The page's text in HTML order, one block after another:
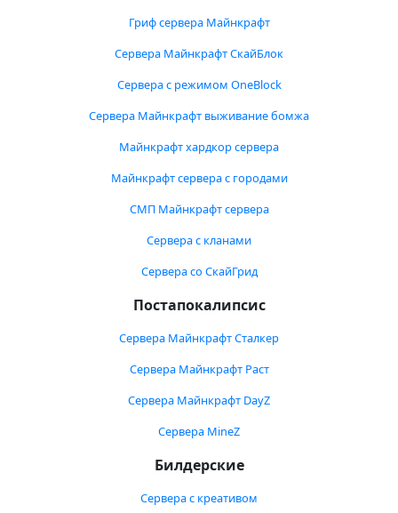
Гриф сервера Майнкрафт
Сервера Майнкрафт СкайБлок
Сервера с режимом OneBlock
Сервера Майнкрафт выживание бомжа
Майнкрафт хардкор сервера
Майнкрафт сервера с городами
СМП Майнкрафт сервера
Сервера с кланами
Сервера со СкайГрид
Постапокалипсис
Сервера Майнкрафт Сталкер
Сервера Майнкрафт Раст
Сервера Майнкрафт DayZ
Сервера MineZ
Билдерские
Сервера с креативом